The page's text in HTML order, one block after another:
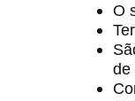
O
de